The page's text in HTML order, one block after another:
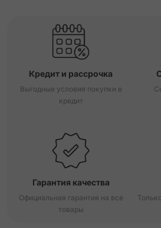
Кредит и рассрочка
Выгодные условия покупки в
кредит
Гарантия качества
Официальная гарантия на все
товары